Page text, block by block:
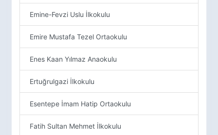
Emine-Fevzi Uslu İlkokulu
Emire Mustafa Tezel Ortaokulu
Enes Kaan Yılmaz Anaokulu
Ertuğrulgazi İlkokulu
Esentepe İmam Hatip Ortaokulu
Fatih Sultan Mehmet İlkokulu